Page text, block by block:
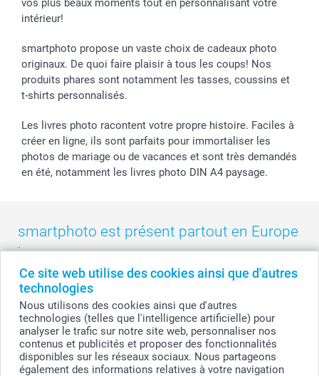
Ce site web utilise des cookies ainsi que d'autres
technologies
Nous utilisons des cookies ainsi que d'autres
technologies (telles que l'intelligence artificielle) pour
analyser le trafic sur notre site web, personnaliser nos
contenus et publicités et proposer des fonctionnalités
disponibles sur les réseaux sociaux. Nous partageons
également des informations relatives à votre navigation
B2B smartbusiness
Fête d'anniversaire
Tous les évènements
Identifiez-vous
Statut de ma commande
smarfriends
smartgarantie
smartbonus
vos plus beaux moments tout en personnalisant votre
intérieur!
smartphoto propose un vaste choix de cadeaux photo
originaux. De quoi faire plaisir à tous les coups! Nos
produits phares sont notamment les tasses, coussins et
t-shirts personnalisés.
Les livres photo racontent votre propre histoire. Faciles à
créer en ligne, ils sont parfaits pour immortaliser les
photos de mariage ou de vacances et sont très demandés
en été, notamment les livres photo DIN A4 paysage.
smartphoto est présent partout en Europe
:
België - Belgique - Danmark - Deutschland - France - Ireland
- Nederland - Norge
Switzerland - Suomi - Sverige - United Kingdom
Other Countries